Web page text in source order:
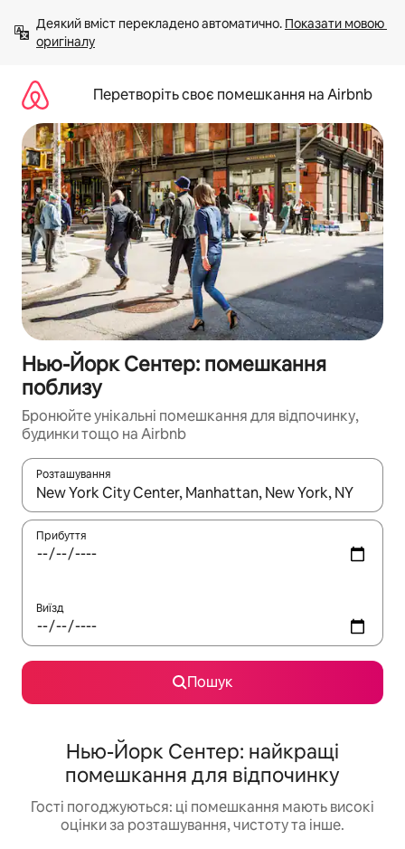
вмісту
Деякий вміст перекладено автоматично. Показати мовою
оригіналу
Перетворіть своє помешкання на Airbnb
Нью-Йорк Сентер: помешкання
поблизу
Бронюйте унікальні помешкання для відпочинку,
будинки тощо на Airbnb
Розташування
Отримавши результати пошуку, використовуйте для
Прибуття
Виїзд
Пошук
Нью-Йорк Сентер: найкращі
помешкання для відпочинку
Гості погоджуються: ці помешкання мають високі
оцінки за розташування, чистоту та інше.